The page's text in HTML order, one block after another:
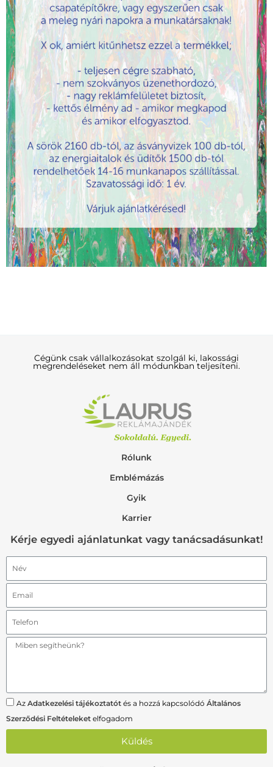
Cégünk csak vállalkozásokat szolgál ki, lakossági
megrendeléseket nem áll módunkban teljesíteni.
Rólunk
Emblémázás
Gyik
Karrier
Kérje egyedi ajánlatunkat vagy tanácsadásunkat!
Az Adatkezelési tájékoztatót és a hozzá kapcsolódó Általános
Szerződési Feltételeket elfogadom
Küldés